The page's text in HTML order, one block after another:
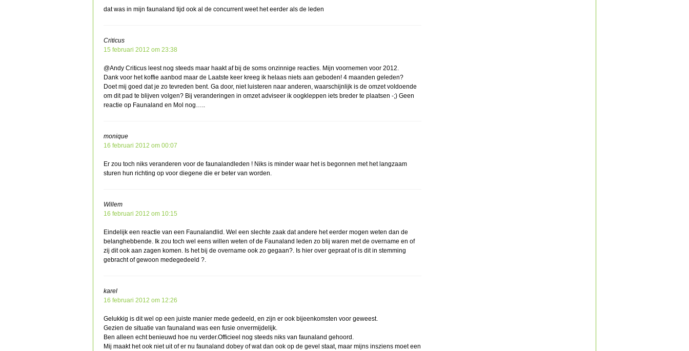
dat was in mijn faunaland tijd ook al de concurrent weet het eerder als de leden
Criticus
15 februari 2012 om 23:38
@Andy Criticus leest nog steeds maar haakt af bij de soms onzinnige reacties. Mijn voornemen voor 2012.
Dank voor het koffie aanbod maar de Laatste keer kreeg ik helaas niets aan geboden! 4 maanden geleden?
Doet mij goed dat je zo tevreden bent. Ga door, niet luisteren naar anderen, waarschijnlijk is de omzet voldoende
om dit pad te blijven volgen? Bij veranderingen in omzet adviseer ik oogkleppen iets breder te plaatsen -;) Geen
reactie op Faunaland en Mol nog…..
monique
16 februari 2012 om 00:07
Er zou toch niks veranderen voor de faunalandleden ! Niks is minder waar het is begonnen met het langzaam
sturen hun richting op voor diegene die er beter van worden.
Willem
16 februari 2012 om 10:15
Eindelijk een reactie van een Faunalandlid. Wel een slechte zaak dat andere het eerder mogen weten dan de
belanghebbende. Ik zou toch wel eens willen weten of de Faunaland leden zo blij waren met de overname en of
zij dit ook aan zagen komen. Is het bij de overname ook zo gegaan?. Is hier over gepraat of is dit in stemming
gebracht of gewoon medegedeeld ?.
karel
16 februari 2012 om 12:26
Gelukkig is dit wel op een juiste manier mede gedeeld, en zijn er ook bijeenkomsten voor geweest.
Gezien de situatie van faunaland was een fusie onvermijdelijk.
Ben alleen echt benieuwd hoe nu verder.Officieel nog steeds niks van faunaland gehoord.
Mij maakt het ook niet uit of er nu faunaland dobey of wat dan ook op de gevel staat, maar mijns insziens moet een